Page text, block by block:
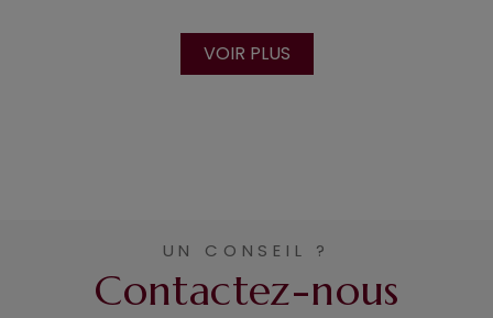
VOIR PLUS
UN CONSEIL ?
Contactez-nous